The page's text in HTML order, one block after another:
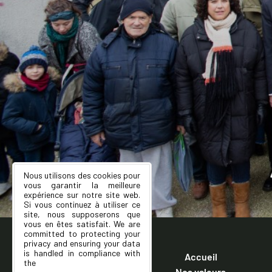
Accueil
Nous utilisons des cookies pour
vous garantir la meilleure
expérience sur notre site web.
Si vous continuez à utiliser ce
site, nous supposerons que
vous en êtes satisfait. We are
committed to protecting your
privacy and ensuring your data
is handled in compliance with
the